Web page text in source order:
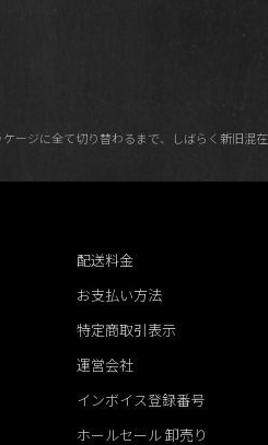
ージに全て切り替わるまで、しばらく新旧混在
配送料金
お支払い方法
特定商取引表示
運営会社
インボイス登録番号
ホールセール 卸売り